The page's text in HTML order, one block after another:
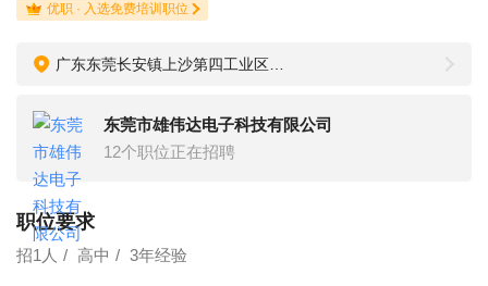
优职 · 入选免费培训职位
东莞市雄伟达电子科技有限公司
12个职位正在招聘
职位要求
招1人 高中 3年经验